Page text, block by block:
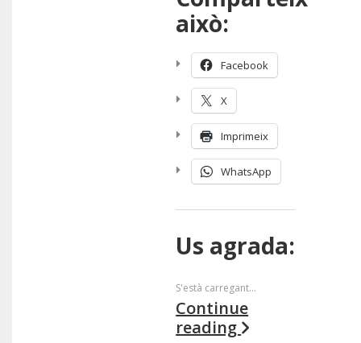
això:
Facebook
X
Imprimeix
WhatsApp
Us agrada:
S'està carregant...
Continue
reading